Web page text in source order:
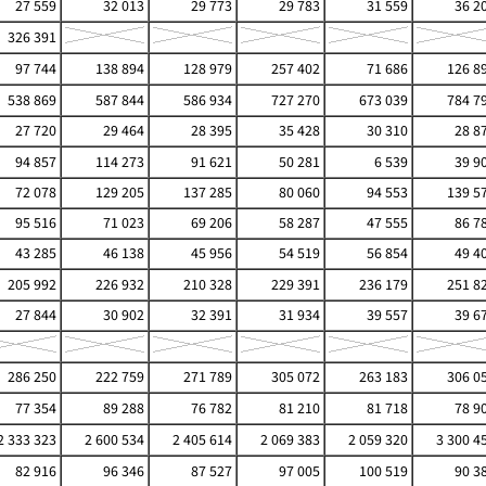
27 559 32 013 29 773 29 783 31 559
36
326 391
97 744 138 894 128 979 257 402 71 686
126
538 869 587 844 586 934 727 270 673 039
784
27 720 29 464 28 395 35 428 30 310
28
94 857 114 273 91 621 50 281 6 539
39
72 078 129 205 137 285 80 060 94 553
139
95 516 71 023 69 206 58 287 47 555
86
43 285 46 138 45 956 54 519 56 854
49
205 992 226 932 210 328 229 391 236 179
251
27 844 30 902 32 391 31 934 39 557
39
286 250 222 759 271 789 305 072 263 183
306
77 354 89 288 76 782 81 210 81 718
78
333 323 2 600 534 2 405 614 2 069 383 2 059 320
3 300
82 916 96 346 87 527 97 005 100 519 90